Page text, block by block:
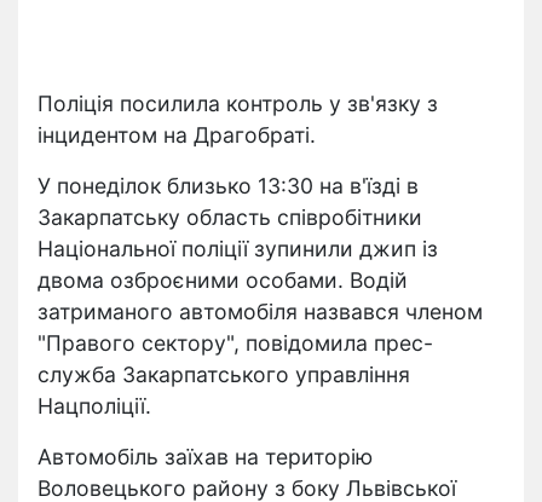
Поліція посилила контроль у зв'язку з
інцидентом на Драгобраті.
У понеділок близько 13:30 на в'їзді в
Закарпатську область співробітники
Національної поліції зупинили джип із
двома озброєними особами. Водій
затриманого автомобіля назвався членом
"Правого сектору", повідомила прес-
служба Закарпатського управління
Нацполіції.
Автомобіль заїхав на територію
Воловецького району з боку Львівської